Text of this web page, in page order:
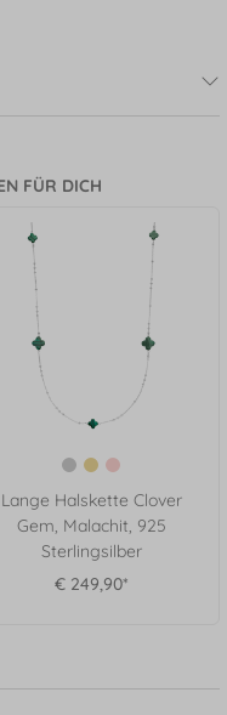
FÜR DICH
Lange Halskette Clover
Gem, Malachit, 925
Sterlingsilber
€ 249,90*